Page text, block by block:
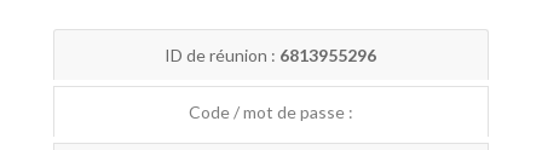
ID de réunion : 6813955296
Code / mot de passe :